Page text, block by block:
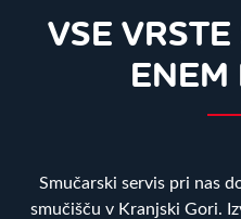
VSE
ENEM
Smučarski servis pri nas
smučišču v Kranjski Gori.